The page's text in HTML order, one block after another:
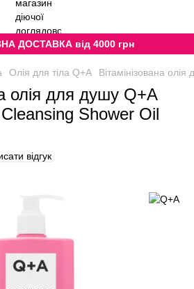
ДОСТАВКА від 4000 грн
Олія для тіла Q+A Вітамінізована
олія для душу Q+A
Shower Oil
відгук